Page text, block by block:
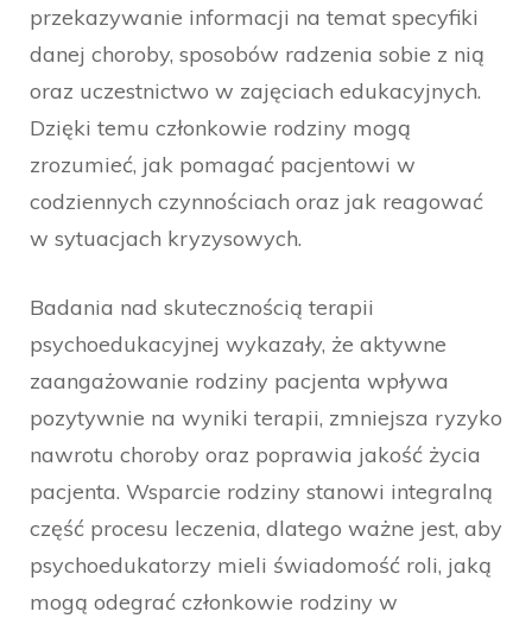
przekazywanie informacji na temat specyfiki
danej choroby, sposobów radzenia sobie z nią
oraz uczestnictwo w zajęciach edukacyjnych.
Dzięki temu członkowie rodziny mogą
zrozumieć, jak pomagać pacjentowi w
codziennych czynnościach oraz jak reagować
w sytuacjach kryzysowych.
Badania nad skutecznością terapii
psychoedukacyjnej wykazały, że aktywne
zaangażowanie rodziny pacjenta wpływa
pozytywnie na wyniki terapii, zmniejsza ryzyko
nawrotu choroby oraz poprawia jakość życia
pacjenta. Wsparcie rodziny stanowi integralną
część procesu leczenia, dlatego ważne jest, aby
psychoedukatorzy mieli świadomość roli, jaką
mogą odegrać członkowie rodziny w